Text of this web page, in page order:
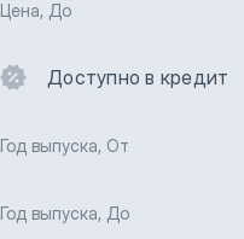
Цена, До
Доступно в кредит
Год выпуска, От
Год выпуска, До